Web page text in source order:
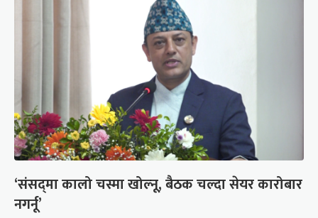
‘संसद्‍मा कालो चस्मा खोल्नू, बैठक चल्दा सेयर कारोबार
नगर्नू’